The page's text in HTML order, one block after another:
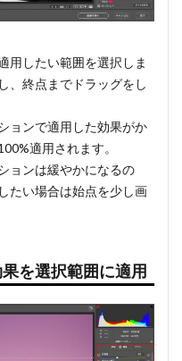
用したい範囲を選択しま
、終点までドラッグをし
ョンで適用した効果がか
適用されます。
ョンは緩やかになるの
たい場合は始点を少し画
を選択範囲に適用